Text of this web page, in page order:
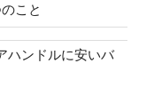
こと
ハンドルに安いバ